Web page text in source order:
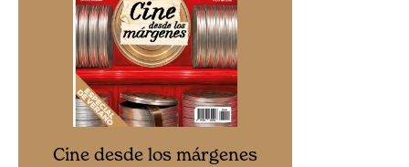
Cine desde los márgenes